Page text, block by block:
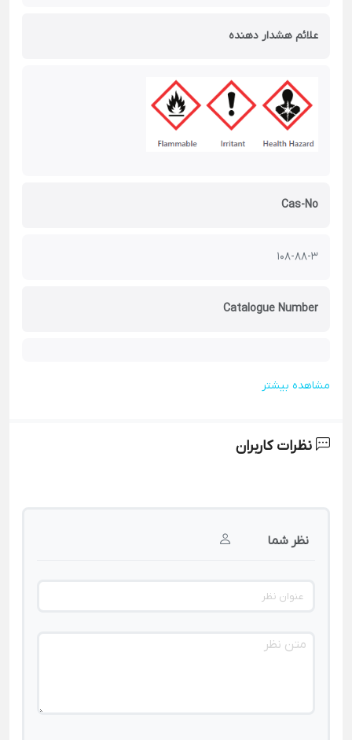
علائم هشدار دهنده
Cas-No
108-88-3
Catalogue Number
مشاهده بیشتر
نظرات کاربران
نظر شما